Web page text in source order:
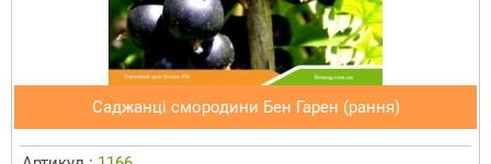
Саджанці смородини Бен Гарен (рання)